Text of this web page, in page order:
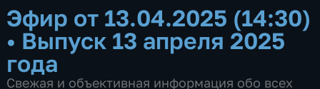
Эфир от 13.04.2025 (14:30)
• Выпуск 13 апреля 2025
года
Свежая и объективная информация обо всех